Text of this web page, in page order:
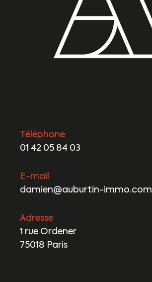
Téléphone
01 42 05 84 03
E-mail
damien@auburtin-immo.com
Adresse
1 rue Ordener
75018 Paris